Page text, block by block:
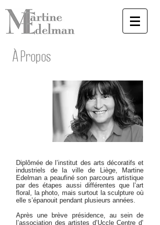
À Propos
Diplômée de l’institut des arts décoratifs et
industriels de la ville de Liège, Martine
Edelman a peaufiné son parcours artistique
par des étapes aussi différentes que l’art
floral, la photo, mais surtout la sculpture où
elle s’épanouit pendant plusieurs années.
Après une brève présidence, au sein de
l’association des artistes d’Uccle Centre d’